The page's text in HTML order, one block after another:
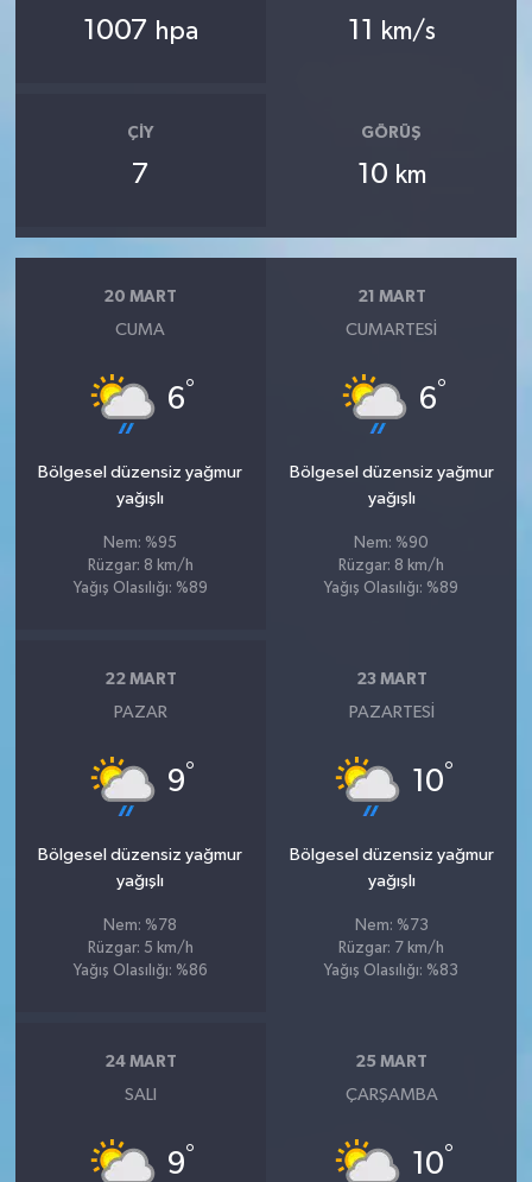
1007 hpa 11 km/s
ÇIY
7
GÖRÜŞ
10 km
20 MART
CUMA
6°
Bölgesel düzensiz yağmur
yağışlı
Nem: %95
Rüzgar: 8 km/h
Yağış Olasılığı: %89
21 MART
CUMARTESI
6°
Bölgesel düzensiz yağmur
yağışlı
Nem: %90
Rüzgar: 8 km/h
Yağış Olasılığı: %89
22 MART
PAZAR
9°
Bölgesel düzensiz yağmur
yağışlı
Nem: %78
Rüzgar: 5 km/h
Yağış Olasılığı: %86
23 MART
PAZARTESI
10°
Bölgesel düzensiz yağmur
yağışlı
Nem: %73
Rüzgar: 7 km/h
Yağış Olasılığı: %83
24 MART
SALI
9°
25 MART
ÇARŞAMBA
10°